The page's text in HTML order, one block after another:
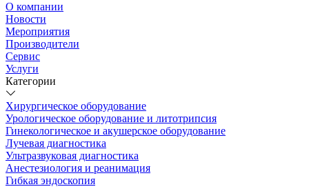
О компании
Новости
Мероприятия
Производители
Сервис
Услуги
Категории
Хирургическое оборудование
Урологическое оборудование и литотрипсия
Гинекологическое и акушерское оборудование
Лучевая диагностика
Ультразвуковая диагностика
Анестезиология и реанимация
Гибкая эндоскопия